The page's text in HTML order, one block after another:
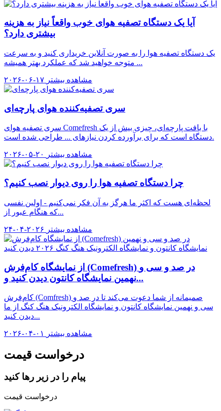
آیا یک دستگاه تصفیه هوای خوب واقعاً نیاز به هزینه
بیشتری دارد؟
یک دستگاه تصفیه هوا را به صورت آنلاین خریداری کنید و به سرعت
متوجه خواهید شد که عملکرد بهتر همیشه ...
۲۰۲۶-۰۶-۱۷ مشاهده بیشتر
سری تصفیه‌کننده هوای پارچه‌ای
سری تصفیه هوای Comefresh با بافت پارچه‌ای، چیزی بیش از یک
دستگاه است که برای برآورده کردن نیازهای ... طراحی شده است.
۲۰۲۶-۰۵-۲۰ مشاهده بیشتر
چرا دستگاه تصفیه هوا را روی دیوار نصب کنیم؟
لحظه‌ای هست که اکثر ما هرگز به آن فکر نمی‌کنیم - اولین نفسی
که هنگام عبور از...
۲۴-۰۴-۲۰۲۶ مشاهده بیشتر
از نمایشگاه کام‌فرش (Comefresh) در صد و سی و
نهمین نمایشگاه کانتون دیدن کنید و...
کام‌فرش (Comfresh) صمیمانه از شما دعوت می‌کند تا در صد و
سی و نهمین نمایشگاه کانتون و نمایشگاه الکترونیک هنگ کنگ از ما
دیدن کنید...
۲۰۲۶-۰۴-۰۱ مشاهده بیشتر
درخواست قیمت
پیام را در زیر رها کنید
درخواست قیمت